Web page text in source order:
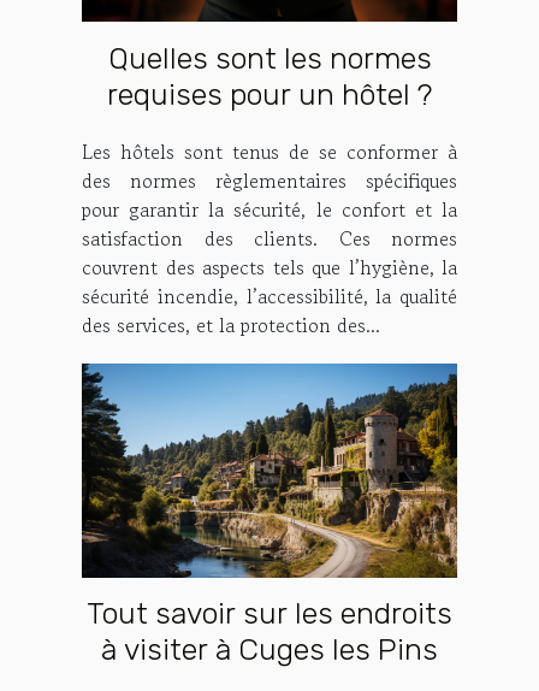
Quelles sont les normes
requises pour un hôtel ?
Les hôtels sont tenus de se conformer à
des normes règlementaires spécifiques
pour garantir la sécurité, le confort et la
satisfaction des clients. Ces normes
couvrent des aspects tels que l’hygiène, la
sécurité incendie, l’accessibilité, la qualité
des services, et la protection des...
Tout savoir sur les endroits
à visiter à Cuges les Pins